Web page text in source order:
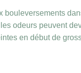
odeurs peuvent
en début de